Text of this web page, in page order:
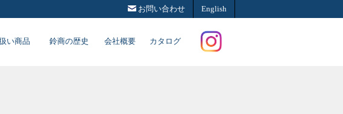
お問い合わせ English
い商品 鈴商の歴史 会社概要 カタログ Instagram